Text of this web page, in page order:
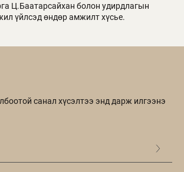
Ц.Баатарсайхан болон удирдлагын
үйлсэд өндөр амжилт хүсье.
санал хүсэлтээ энд дарж илгээнэ